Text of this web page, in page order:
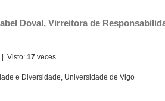
Doval, Virreitora de
| Visto:17 veces
e Diversidade, Universidade de Vigo